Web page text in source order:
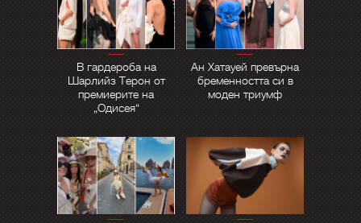
В гардероба на
Шарлийз Терон от
премиерите на
„Одисея“
Ан Хатауей превърна
бременността си в
моден триумф